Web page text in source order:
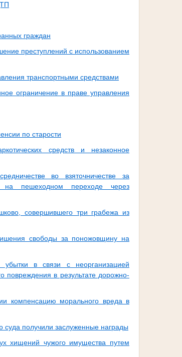
граждан
преступлений с использованием
транспортными средствами
ограничение в праве управления
по старости
средств и незаконное
во взяточничестве за
на пешеходном переходе через
совершившего три грабежа из
свободы за поножовщину на
в связи с неорганизацией
повреждения в результате дорожно-
компенсацию морального вреда в
суда получили заслуженные награды
хищений чужого имущества путем